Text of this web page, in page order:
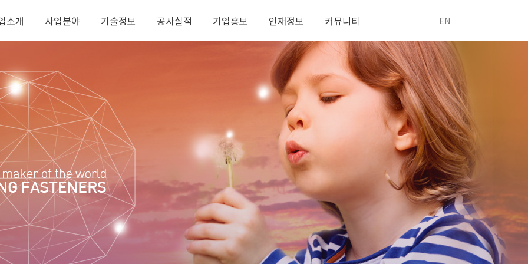
소개 사업분야 기술정보 공사실적 기업홍보 인재정보 커뮤니티 EN